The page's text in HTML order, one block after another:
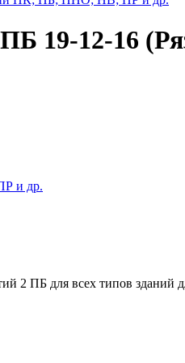
19-12-16
и др.
2 ПБ для всех типов